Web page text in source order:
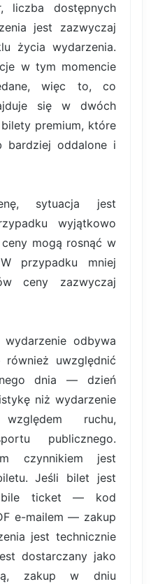
liczba dostępnych
jest zazwyczaj
życia wydarzenia.
w tym momencie
więc to, co
się w dwóch
premium, które
bardziej oddalone i
sytuacja jest
wyjątkowo
mogą rosnąć w
przypadku mniej
ceny zazwyczaj
odbywa
uwzględnić
dnia — dzień
niż wydarzenie
ruchu,
publicznego.
czynnikiem jest
Jeśli bilet jest
ticket — kod
e-mailem — zakup
jest technicznie
dostarczany jako
zakup w dniu